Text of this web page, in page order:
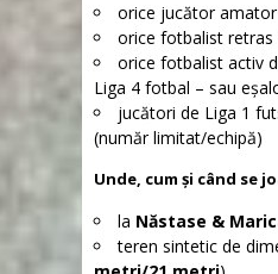
orice jucător amator
orice fotbalist retras
orice fotbalist activ
Liga 4 fotbal – sau
jucători de Liga 1
(număr limitat/echipă)
Unde, cum și când se
la Năstase &
teren sintetic de